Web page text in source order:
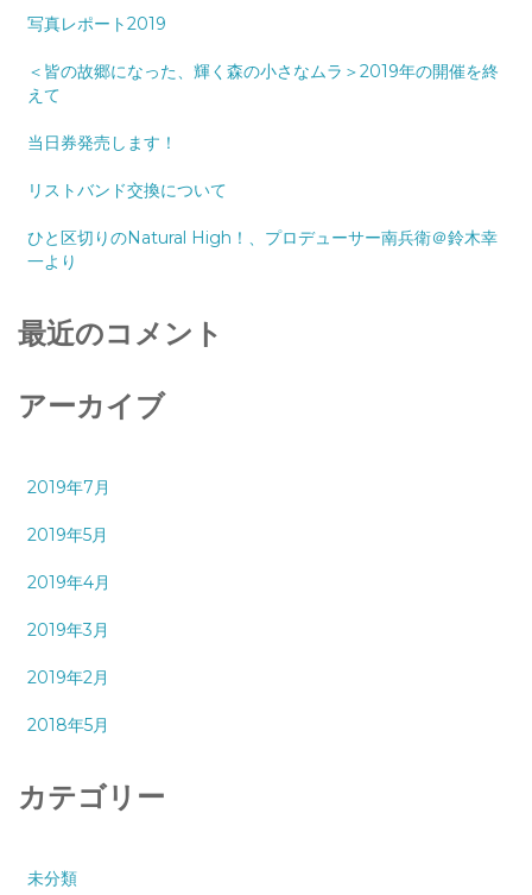
写真レポート2019
＜皆の故郷になった、輝く森の小さなムラ＞2019年の開催を終
えて
当日券発売します！
リストバンド交換について
ひと区切りのNatural High！、プロデューサー南兵衛＠鈴木幸
一より
最近のコメント
アーカイブ
2019年7月
2019年5月
2019年4月
2019年3月
2019年2月
2018年5月
カテゴリー
未分類